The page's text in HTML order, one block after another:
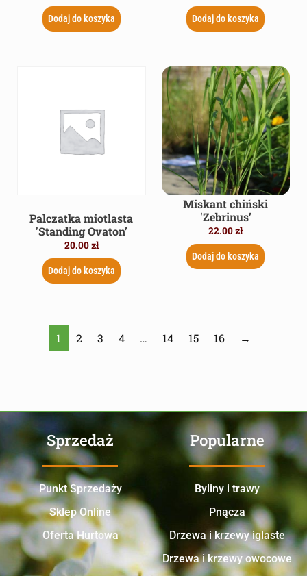
Dodaj do koszyka Dodaj do koszyka
Palczatka miotlasta
'Standing Ovaton’
20.00zł
Dodaj do koszyka
Miskant chiński
'Zebrinus’
22.00zł
Dodaj do koszyka
1 2 3 4 … 14 15 16 →
Sprzedaż
Punkt Sprzedaży
Sklep Online
Oferta Hurtowa
Popularne
Byliny i trawy
Pnącza
Drzewa i krzewy iglaste
Drzewa i krzewy owocowe